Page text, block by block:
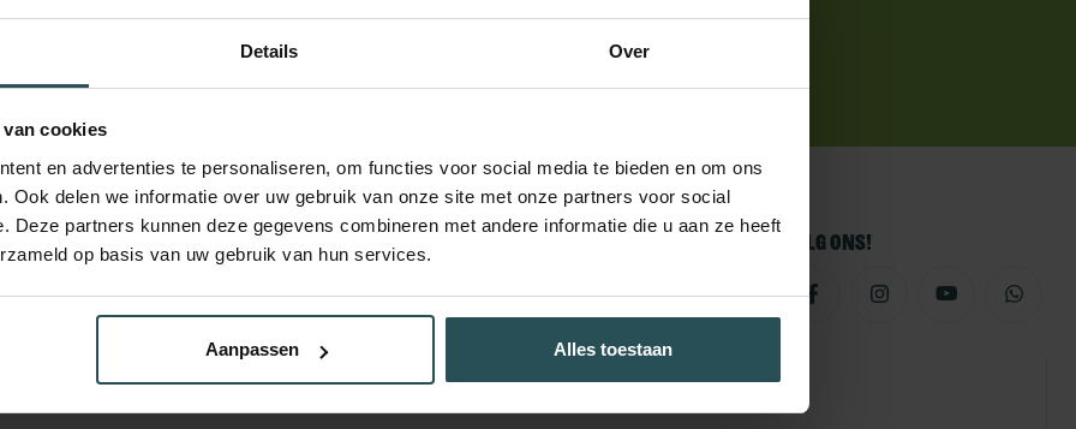
Details Over
cookies
en advertenties te personaliseren, om functies voor social media te bieden en om ons
Ook delen we informatie over uw gebruik van onze site met onze partners voor social
Deze partners kunnen deze gegevens combineren met andere informatie die u aan ze heeft
op basis van uw gebruik van hun services.
Aanpassen Alles toestaan
Volg ons!